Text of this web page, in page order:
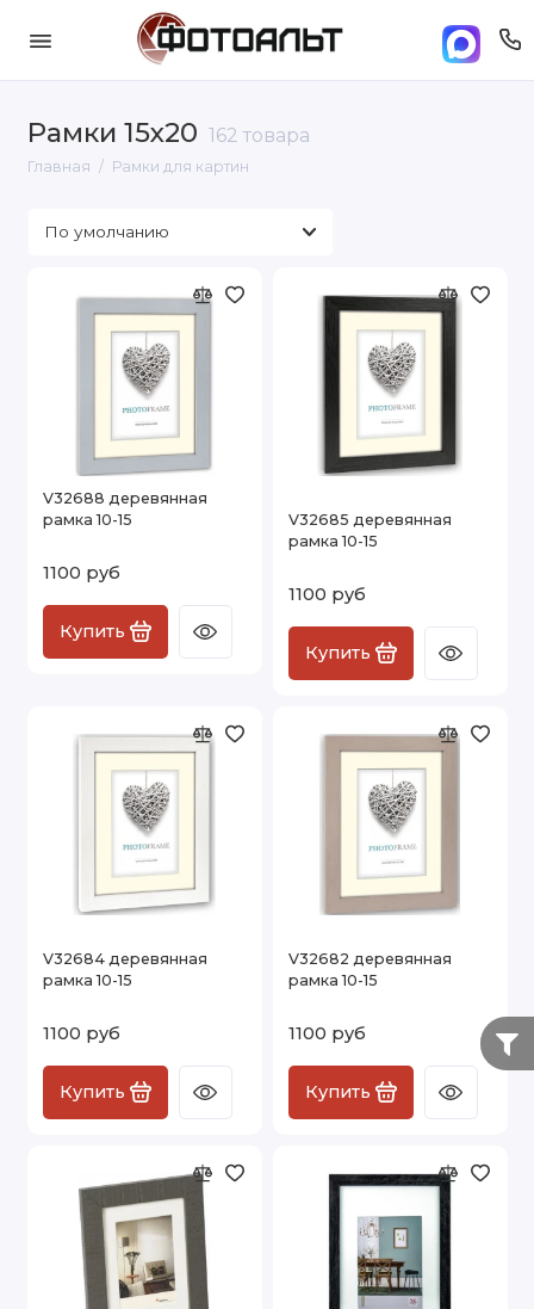
Рамки 15х20 162 товара
Главная Рамки для картин
V32688 деревянная
рамка 10-15
1100 руб
Купить
V32685 деревянная
рамка 10-15
1100 руб
Купить
V32684 деревянная
рамка 10-15
1100 руб
Купить
V32682 деревянная
рамка 10-15
1100 руб
Купить